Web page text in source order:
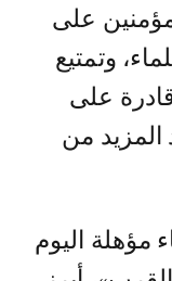
على
وتمتيع
قادرة على
المزيد من
مؤهلة اليوم